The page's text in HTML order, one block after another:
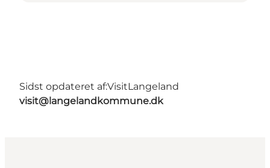
Sidst opdateret af:VisitLangeland
visit@langelandkommune.dk